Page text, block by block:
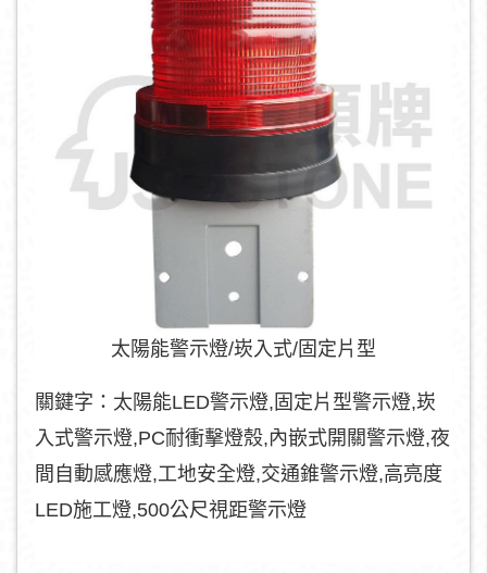
太陽能警示燈/崁入式/固定片型
關鍵字：太陽能LED警示燈,固定片型警示燈,崁
入式警示燈,PC耐衝擊燈殼,內嵌式開關警示燈,夜
間自動感應燈,工地安全燈,交通錐警示燈,高亮度
LED施工燈,500公尺視距警示燈